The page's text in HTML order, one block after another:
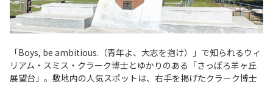
「Boys, be ambitious.（青年よ、大志を抱け）」で知られるウィ
リアム・スミス・クラーク博士とゆかりのある「さっぽろ羊ヶ丘
展望台」。敷地内の人気スポットは、右手を掲げたクラーク博士